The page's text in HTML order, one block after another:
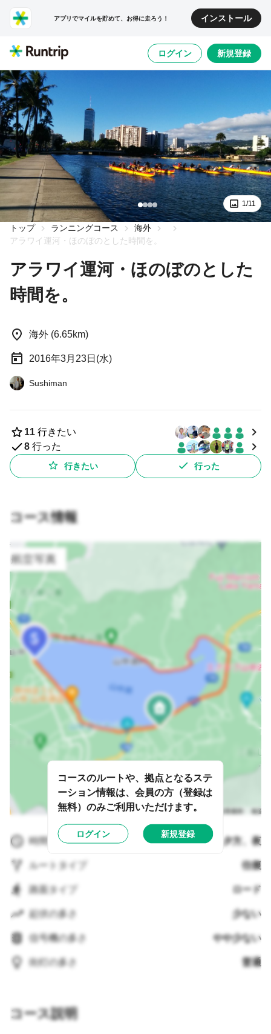
アプリでマイルを貯めて、お得に走ろう！ インストール
ログイン 新規登録
1/11
トップ ランニングコース
海外
アラワイ運河・ほのぼのとした時間を。
アラワイ運河・ほのぼのとした
時間を。
海外 (6.65km)
2016年3月23日(水)
Sushiman
11 行きたい
8 行った
行きたい 行った
コース情報
時間帯 早朝、夕方、夜
ルートタイプ 往復
路面タイプ ロード
起伏の多さ 少ない
信号機の多さ やや少ない
街灯の多さ 普通
コース説明
コースのルートや、拠点となるステ
ーション情報は、会員の方（登録は
無料）のみご利用いただけます。
ログイン 新規登録